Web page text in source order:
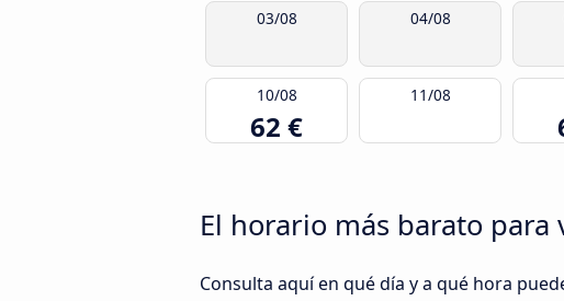
03/08 04/08
10/08
62 €
11/08
El horario más barato para
Consulta aquí en qué día y a qué hora